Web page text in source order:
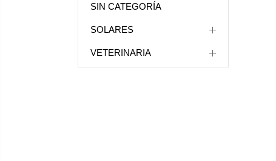
SIN CATEGORÍA
SOLARES
VETERINARIA